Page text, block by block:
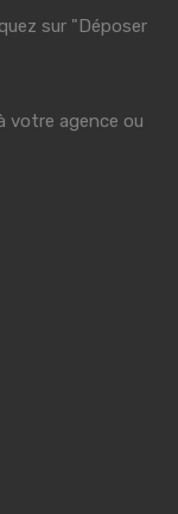
sur "Déposer
votre agence ou